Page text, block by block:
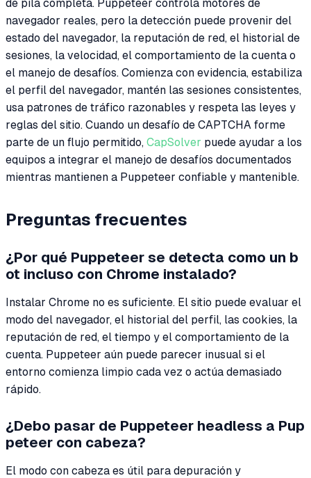
de pila completa. Puppeteer controla motores de
navegador reales, pero la detección puede provenir del
estado del navegador, la reputación de red, el historial de
sesiones, la velocidad, el comportamiento de la cuenta o
el manejo de desafíos. Comienza con evidencia, estabiliza
el perfil del navegador, mantén las sesiones consistentes,
usa patrones de tráfico razonables y respeta las leyes y
reglas del sitio. Cuando un desafío de CAPTCHA forme
parte de un flujo permitido, CapSolver puede ayudar a los
equipos a integrar el manejo de desafíos documentados
mientras mantienen a Puppeteer confiable y mantenible.
Preguntas frecuentes
¿Por qué Puppeteer se detecta como un b
ot incluso con Chrome instalado?
Instalar Chrome no es suficiente. El sitio puede evaluar el
modo del navegador, el historial del perfil, las cookies, la
reputación de red, el tiempo y el comportamiento de la
cuenta. Puppeteer aún puede parecer inusual si el
entorno comienza limpio cada vez o actúa demasiado
rápido.
¿Debo pasar de Puppeteer headless a Pup
peteer con cabeza?
El modo con cabeza es útil para depuración y